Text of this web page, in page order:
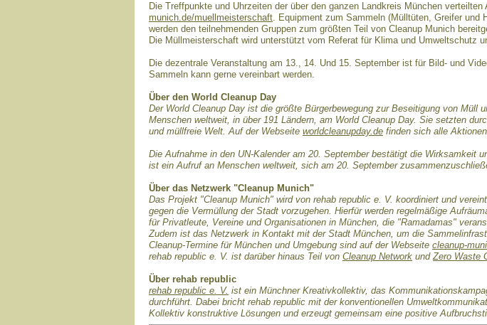
Die Treffpunkte und Uhrzeiten der über den ganzen Landkreis München
munich.de/muellmeisterschaft. Equipment zum Sammeln (Mülltüten, Greifer und
werden den teilnehmenden Gruppen zum größten Teil von Cleanup Munich
Die Müllmeisterschaft wird unterstützt vom Referat für Klima und Umweltschutz
Die dezentrale Veranstaltung am 13., 14. Und 15. September ist für Bild- und
Sammeln kann gerne vereinbart werden.
Über den World Cleanup Day
Der World Cleanup Day ist die größte Bürgerbewegung zur Beseitigung von Müll
Menschen weltweit, in über 191 Ländern, am World Cleanup Day. Sie setzten
und müllfreie Welt. Auf der Webseite worldcleanupday.de finden sich alle
Die Aufnahme in den UN-Kalender am 20. September bestätigt die Wirksamkeit
ist ein Aufruf an Menschen weltweit, sich am 20. September
Über das Netzwerk "Cleanup Munich"
Das Projekt "Cleanup Munich" wird von rehab republic e. V. koordiniert und
gegen die Vermüllung der Stadt vorzugehen. Hierfür werden regelmäßige
für Privatleute, Vereine und Organisationen in München, die "Ramadamas"
Zudem ist das Netzwerk in Kontakt mit der Stadt München, um die
Cleanup-Termine für München und Umgebung sind auf der Webseite cleanup-
rehab republic e. V. ist darüber hinaus Teil von Cleanup Network undZero Waste
Über rehab republic
rehab republic e. V. ist ein Münchner Kreativkollektiv, das
durchführt. Dabei bricht rehab republic mit der konventionellen
Kollektiv konstruktive Lösungen und erzeugt gemeinsam eine positive